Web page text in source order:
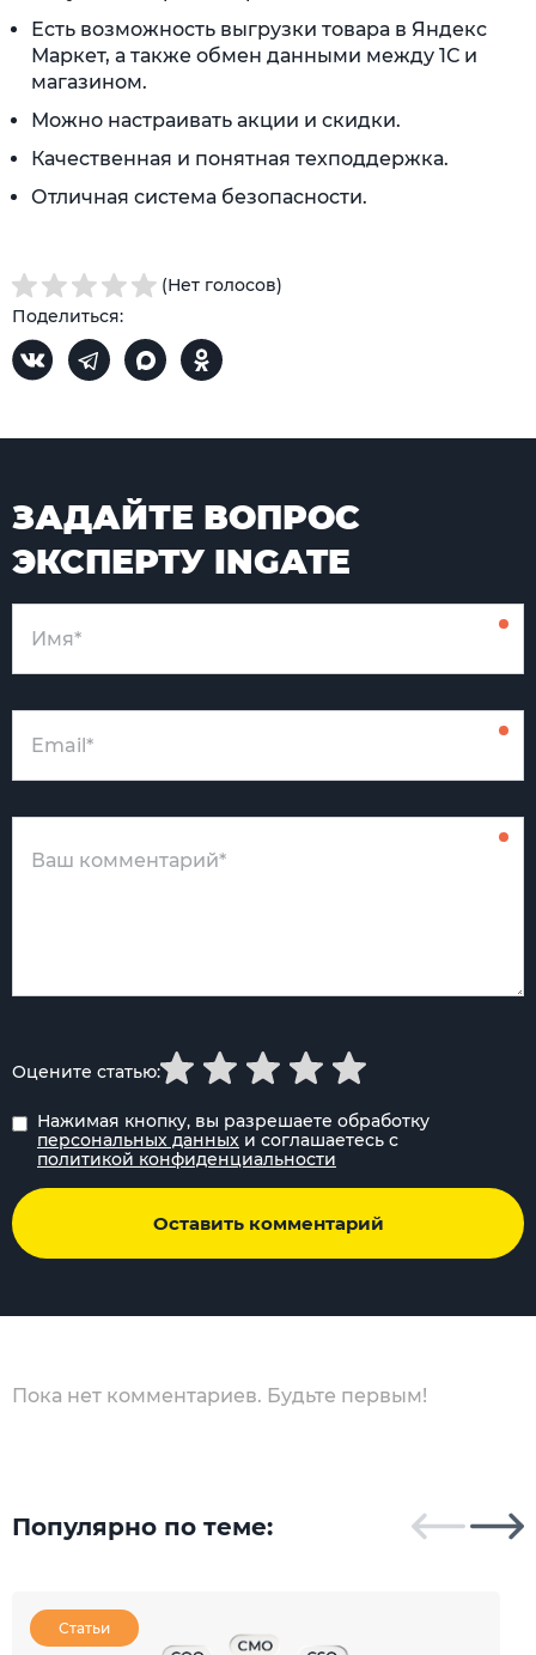
Есть возможность выгрузки товара в Яндекс
Маркет, а также обмен данными между 1С и
магазином.
Можно настраивать акции и скидки.
Качественная и понятная техподдержка.
Отличная система безопасности.
(Нет голосов)
Поделиться:
ЗАДАЙТЕ ВОПРОС
ЭКСПЕРТУ INGATE
Нажимая кнопку, вы разрешаете обработку
персональных данных и соглашаетесь с
политикой конфиденциальности
Оставить комментарий
Оцените статью:
Пока нет комментариев. Будьте первым!
Популярно по теме:
Статьи